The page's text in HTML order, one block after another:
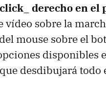
derecho en el
sobre la
mouse sobre el
disponibles
desdibujará todo